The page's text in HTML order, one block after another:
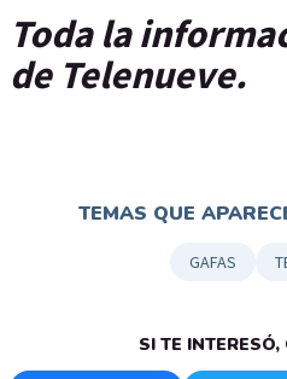
Toda la
de Telenueve.
TEMAS QUE
GAFAS
SI TE